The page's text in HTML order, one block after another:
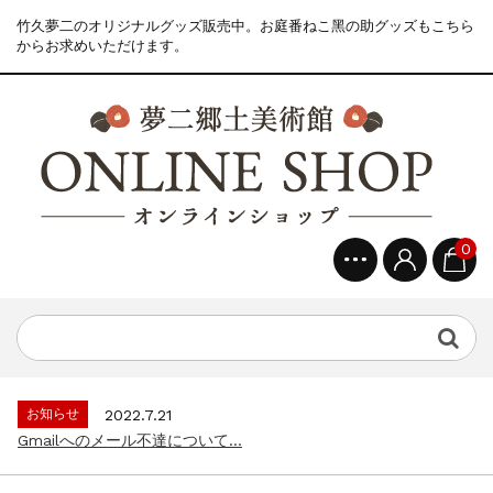
竹久夢二のオリジナルグッズ販売中。お庭番ねこ黑の助グッズもこちら
からお求めいただけます。
0
お知らせ
2022.7.21
Gmailへのメール不達について...